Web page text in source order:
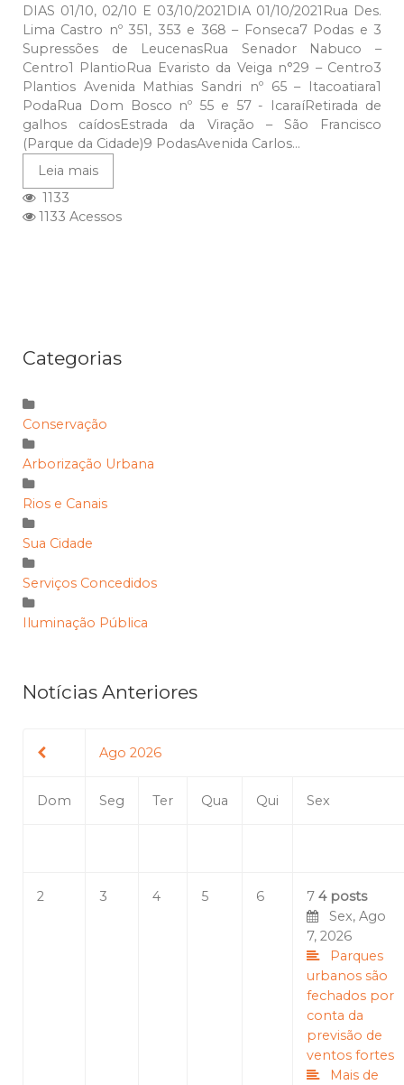
DIAS 01/10, 02/10 E 03/10/2021DIA 01/10/2021Rua Des.
Lima Castro nº 351, 353 e 368 – Fonseca7 Podas e 3
Supressões de LeucenasRua Senador Nabuco –
Centro1 PlantioRua Evaristo da Veiga n°29 – Centro3
Plantios Avenida Mathias Sandri nº 65 – Itacoatiara1
PodaRua Dom Bosco nº 55 e 57 - IcaraíRetirada de
galhos caídosEstrada da Viração – São Francisco
(Parque da Cidade)9 PodasAvenida Carlos...
Leia mais
1133
1133 Acessos
Categorias
Conservação
Arborização Urbana
Rios e Canais
Sua Cidade
Serviços Concedidos
Iluminação Pública
Notícias Anteriores
Ago 2026
Dom Seg Ter Qua Qui Sex
2 3 4 5 6 7 4 posts
Sex, Ago
7, 2026
Parques
urbanos são
fechados por
conta da
previsão de
ventos fortes
Mais de